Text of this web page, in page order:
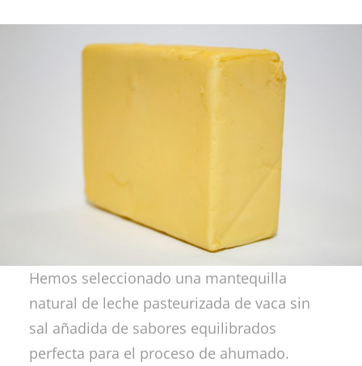
Hemos seleccionado una mantequilla
natural de leche pasteurizada de vaca sin
sal añadida de sabores equilibrados
perfecta para el proceso de ahumado.